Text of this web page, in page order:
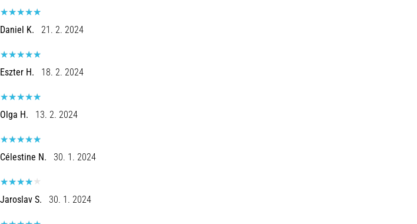
Daniel K. 21. 2. 2024
Eszter H. 18. 2. 2024
Olga H. 13. 2. 2024
Célestine N. 30. 1. 2024
Jaroslav S. 30. 1. 2024